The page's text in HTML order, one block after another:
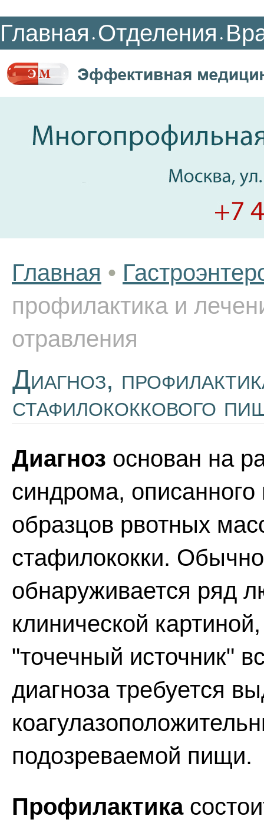
Главная • Отделения •
Главная •
профилактика и
отравления
Диагноз,
стафилококкового
Диагноз основан на
синдрома,
образцов рвотных
стафилококки.
обнаруживается ряд
клинической
"точечный источник"
диагноза требуется
подозреваемой пищи.
Профилактика